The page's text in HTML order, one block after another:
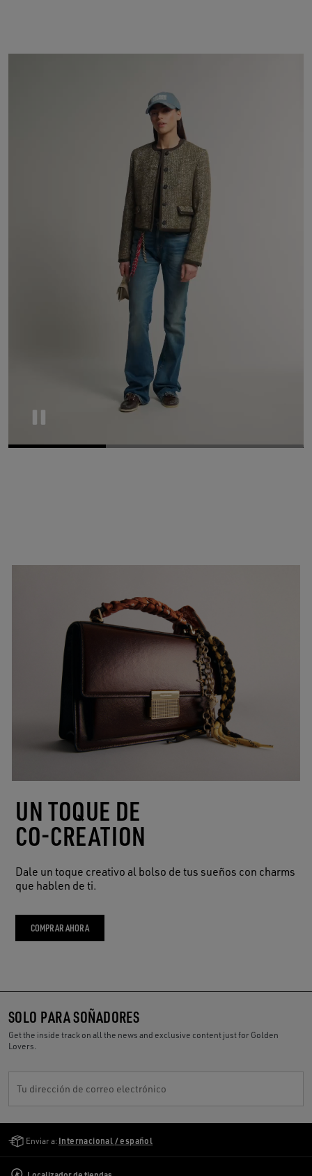
UN TOQUE DE
CO-CREATION
Dale un toque creativo al bolso de tus sueños con charms
que hablen de ti.
COMPRAR AHORA
SOLO PARA SOÑADORES
Get the inside track on all the news and exclusive content just for Golden
Lovers.
Tu dirección de correo electrónico
Enviar a: Internacional / español